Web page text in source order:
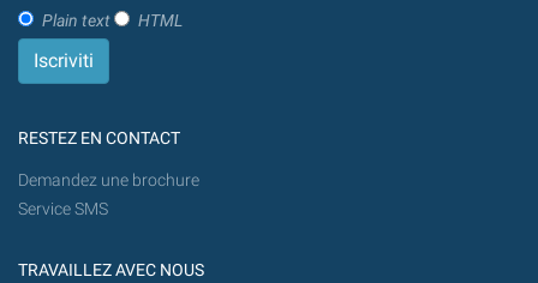
Plain text HTML
RESTEZ EN CONTACT
Demandez une brochure
Service SMS
TRAVAILLEZ AVEC NOUS